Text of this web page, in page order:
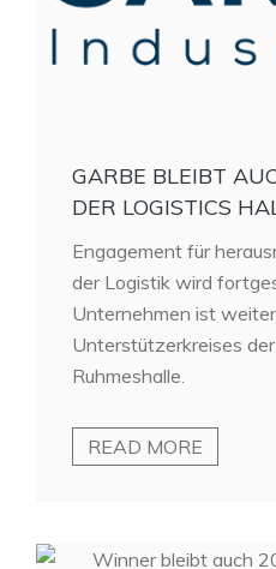
GARBE BLEIBT
DER LOGISTICS
Engagement für
der Logistik wird
Unternehmen ist
Unterstützerkreises
Ruhmeshalle.
READ MORE